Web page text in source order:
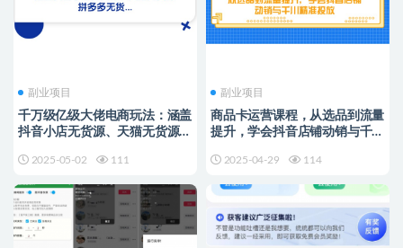
副业项目
千万级亿级大佬电商玩法：涵盖
抖音小店无货源、天猫无货源、
2025-05-02 111
副业项目
商品卡运营课程，从选品到流量
提升，学会抖音店铺动销与千川
2025-04-29 114